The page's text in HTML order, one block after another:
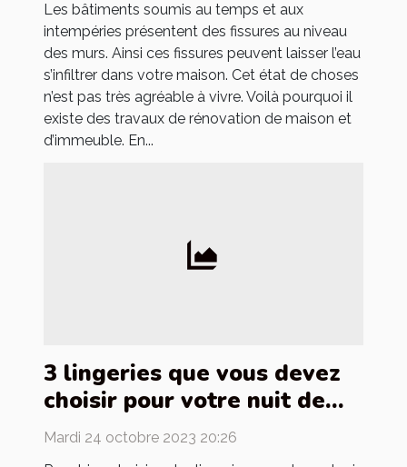
Les bâtiments soumis au temps et aux
intempéries présentent des fissures au niveau
des murs. Ainsi ces fissures peuvent laisser l’eau
s’infiltrer dans votre maison. Cet état de choses
n’est pas très agréable à vivre. Voilà pourquoi il
existe des travaux de rénovation de maison et
d’immeuble. En...
3 lingeries que vous devez
choisir pour votre nuit de
noces
Mardi 24 octobre 2023 20:26